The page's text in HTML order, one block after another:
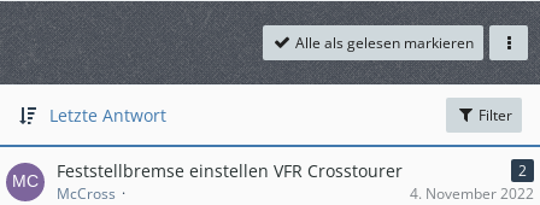
Alle als gelesen markieren
Letzte Antwort Filter
Feststellbremse einstellen VFR Crosstourer
2
McCross
4. November 2022